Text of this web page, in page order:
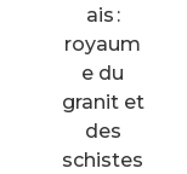
ais :
royaum
e du
granit et
des
schistes